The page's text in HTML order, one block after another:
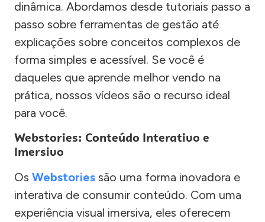
dinâmica. Abordamos desde tutoriais passo a
passo sobre ferramentas de gestão até
explicações sobre conceitos complexos de
forma simples e acessível. Se você é
daqueles que aprende melhor vendo na
prática, nossos vídeos são o recurso ideal
para você.
Webstories: Conteúdo Interativo e
Imersivo
Os Webstories são uma forma inovadora e
interativa de consumir conteúdo. Com uma
experiência visual imersiva, eles oferecem